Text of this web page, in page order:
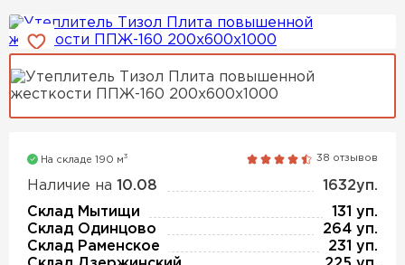
На складе 190 м3 38 отзывов
Наличие на 10.08
1632уп.
Склад Мытищи
131 уп.
Склад Одинцово
264 уп.
Склад Раменское
231 уп.
Утеплитель Profiplex
ПЕРЕЙТИ
Утеплитель MasterPLEX
Утеплитель Knauf
Утеплитель Пеноплекс
Утеплитель Урса